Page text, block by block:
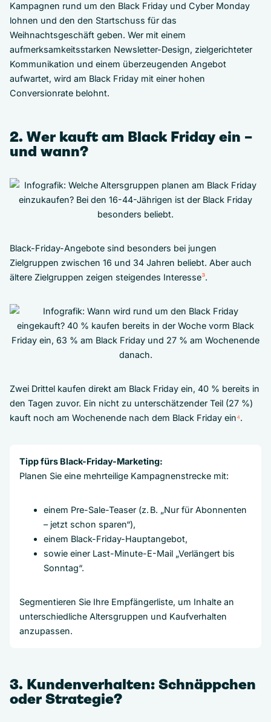
Kampagnen rund um den Black Friday und Cyber Monday
lohnen und den den Startschuss für das
Weihnachtsgeschäft geben. Wer mit einem
aufmerksamkeitsstarken Newsletter-Design, zielgerichteter
Kommunikation und einem überzeugenden Angebot
aufwartet, wird am Black Friday mit einer hohen
Conversionrate belohnt.
2. Wer kauft am Black Friday ein –
und wann?
Black-Friday-Angebote sind besonders bei jungen
Zielgruppen zwischen 16 und 34 Jahren beliebt. Aber auch
ältere Zielgruppen zeigen steigendes Interesse³.
Zwei Drittel kaufen direkt am Black Friday ein, 40 % bereits in
den Tagen zuvor. Ein nicht zu unterschätzender Teil (27 %)
kauft noch am Wochenende nach dem Black Friday ein⁴.
Tipp fürs Black-Friday-Marketing:
Planen Sie eine mehrteilige Kampagnenstrecke mit:
einem Pre-Sale-Teaser (z. B. „Nur für Abonnenten
– jetzt schon sparen“),
einem Black-Friday-Hauptangebot,
sowie einer Last-Minute-E-Mail „Verlängert bis
Sonntag“.
Segmentieren Sie Ihre Empfängerliste, um Inhalte an
unterschiedliche Altersgruppen und Kaufverhalten
anzupassen.
3. Kundenverhalten: Schnäppchen
oder Strategie?